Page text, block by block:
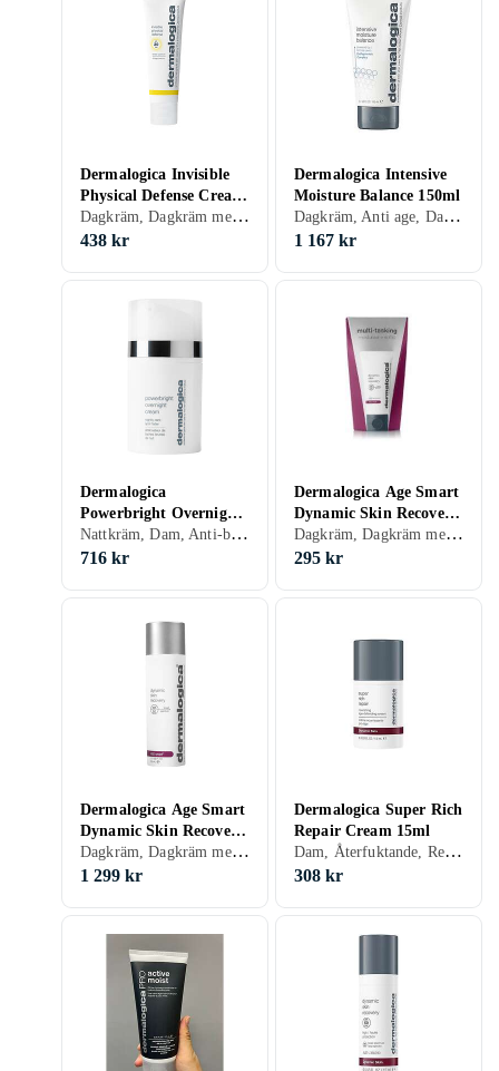
Dermalogica Invisible
Physical Defense Cream
SPF30 50ml
Dagkräm, Dagkräm med SPF, Dam, Herr, Normal, Torr, Alla, Känslig
438 kr
Dermalogica Intensive
Moisture Balance 150ml
Dagkräm, Anti age, Dam, Återfuktande, Regenererande, Balanserande, Närande
1 167 kr
Dermalogica
Powerbright Overnight
Cream 50ml
Nattkräm, Dam, Anti-blemish, Återfuktande, Lyster, Motverkar rynkor, Antioxidant, Halskräm, Mogen
716 kr
Dermalogica Age Smart
Dynamic Skin Recovery
Moisturizer SPF50 12ml
Dagkräm, Dagkräm med SPF, Anti age, Dam, Återfuktande, Uppstramande, Regenererande
295 kr
Dermalogica Age Smart
Dynamic Skin Recovery
Moisturizer SPF50
100ml
Dagkräm, Dagkräm med SPF, Anti age, Dam, Återfuktande, Regenererande
1 299 kr
Dermalogica Super Rich
Repair Cream 15ml
Dam, Återfuktande, Regenererande, Närande, Mogen
308 kr